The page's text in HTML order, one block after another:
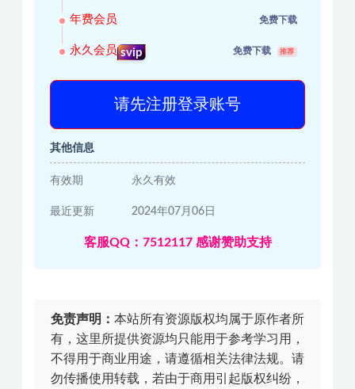
年费会员 免费下载
永久会员 svip 免费下载 推荐
请先注册登录账号
其他信息
有效期 永久有效
最近更新 2024年07月06日
客服QQ：7512117 感谢赞助支持
免责声明： 本站所有资源版权均属于原作者所
有，这里所提供资源均只能用于参考学习用，
不得用于商业用途，请遵循相关法律法规。请
勿传播使用转载，若由于商用引起版权纠纷，